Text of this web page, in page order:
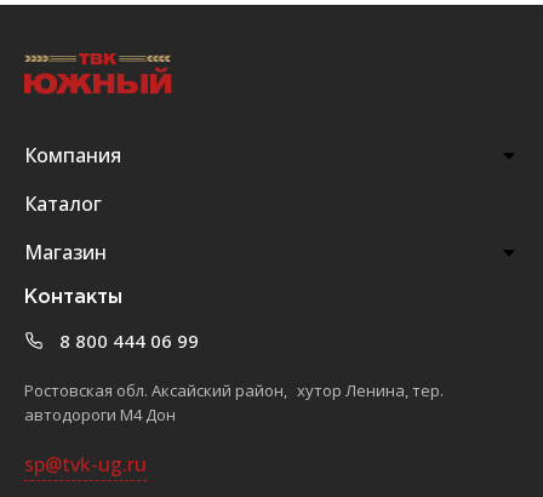
Компания
Каталог
Магазин
Контакты
8 800 444 06 99
Ростовская обл. Аксайский район, хутор Ленина, тер.
автодороги М4 Дон
sp@tvk-ug.ru